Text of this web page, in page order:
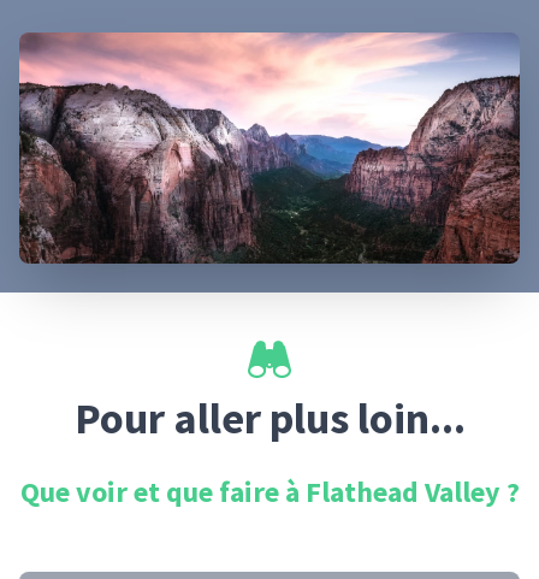
Pour aller plus loin...
Que voir et que faire à Flathead Valley ?